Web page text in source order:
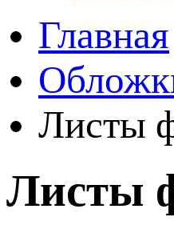
Главная
Листы
Листы